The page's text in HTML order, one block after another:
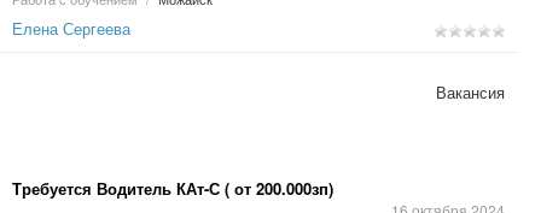
Елена Сергеева
Требуется Водитель КАт-С ( от 200.000зп)
Вакансия